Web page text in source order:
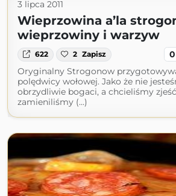
3 lipca 2011
Wieprzowina a’la
wieprzowiny i warzyw
622 2 Zapisz 0
Oryginalny Strogonow
polędwicy wołowej. Jako że nie
obrzydliwie bogaci, a chcieliśmy
zamieniliśmy (...)